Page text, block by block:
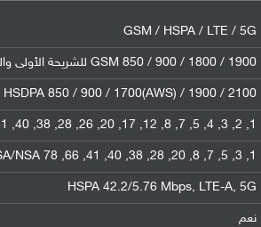
GSM / HSPA / LTE / 5G
GSM 850 / 900 / 1800 / 1900 للشريحة الأولى والثانية
HSDPA 850 / 900 / 1700(AWS) / 1900 / 2100
1, 2, 3, 4, 5, 7, 8, 12, 17, 20, 26, 28, 38, 40, 41, 66
1, 3, 5, 7, 8, 20, 28, 38, 40, 41, 66, 78 SA/NSA
HSPA 42.2/5.76 Mbps, LTE-A, 5G
نعم